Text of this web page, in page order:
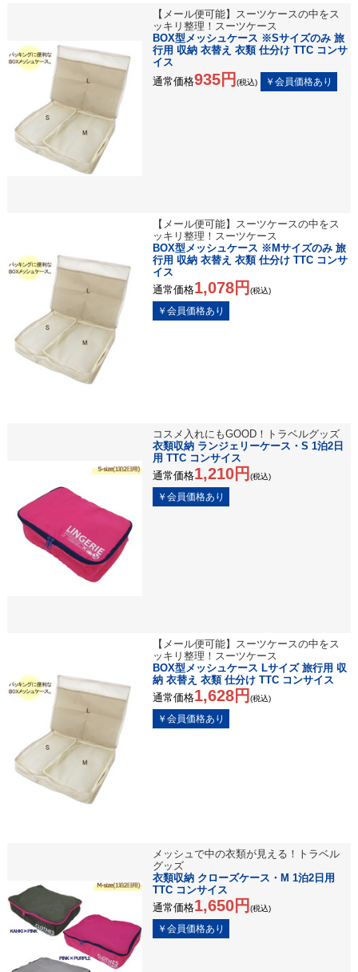
【メール便可能】スーツケースの中をス
ッキリ整理！スーツケース
BOX型メッシュケース ※Sサイズのみ 旅
行用 収納 衣替え 衣類 仕分け TTC コンサ
イス
通常価格935円 (税込)
【メール便可能】スーツケースの中をス
ッキリ整理！スーツケース
BOX型メッシュケース ※Mサイズのみ 旅
行用 収納 衣替え 衣類 仕分け TTC コンサ
イス
通常価格1,078円 (税込)
コスメ入れにもGOOD！トラベルグッズ
衣類収納 ランジェリーケース・S 1泊2日
用 TTC コンサイス
通常価格1,210円 (税込)
【メール便可能】スーツケースの中をス
ッキリ整理！スーツケース
BOX型メッシュケース Lサイズ 旅行用 収
納 衣替え 衣類 仕分け TTC コンサイス
通常価格1,628円 (税込)
メッシュで中の衣類が見える！トラベル
グッズ
衣類収納 クローズケース・M 1泊2日用
TTC コンサイス
通常価格1,650円 (税込)